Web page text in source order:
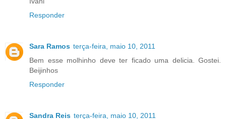
Responder
Sara Ramos terça-feira, maio 10, 2011
Bem esse molhinho deve ter ficado uma delicia. Gostei.
Beijinhos
Responder
Sandra Reis terça-feira, maio 10, 2011